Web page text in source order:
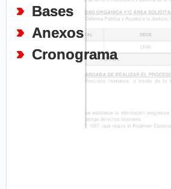
Bases
Anexos
Cronograma